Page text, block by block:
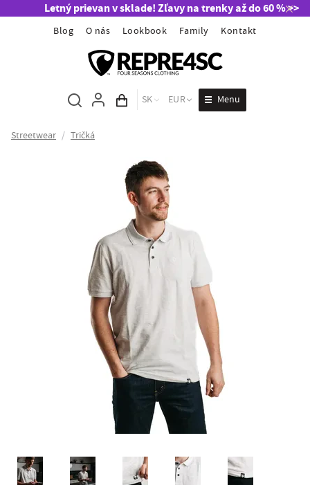
Letný prievan v sklade! Zľavy na trenky až do 60 % >>
Blog O nás Lookbook Family Kontakt
Obsah košíka
SK EUR Menu
Streetwear / Tričká